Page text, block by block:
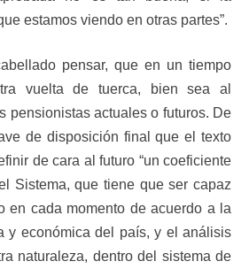
estamos viendo en otras partes”.
pensar, que en un tiempo
vuelta de tuerca, bien sea al
pensionistas actuales o futuros. De
de disposición final que el texto
de cara al futuro “un coeficiente
Sistema, que tiene que ser capaz
en cada momento de acuerdo a la
y económica del país, y el análisis
naturaleza, dentro del sistema de